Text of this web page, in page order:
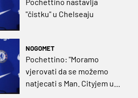
"čistku" u Chelseaju
NOGOMET
Pochettino: "Moramo
vjerovati da se možemo
natjecati s Man. Cityjem u